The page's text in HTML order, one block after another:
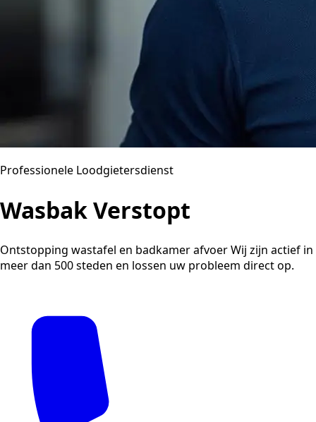
Professionele Loodgietersdienst
Wasbak Verstopt
Ontstopping wastafel en badkamer afvoer Wij zijn actief in
meer dan 500 steden en lossen uw probleem direct op.